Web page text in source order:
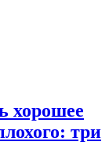
хорошее
три